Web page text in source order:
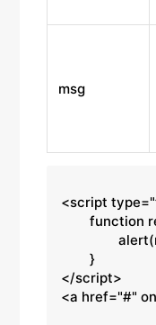
msg
<script
	function result(r){
		alert(r);
	}
</script>
<a href="#"